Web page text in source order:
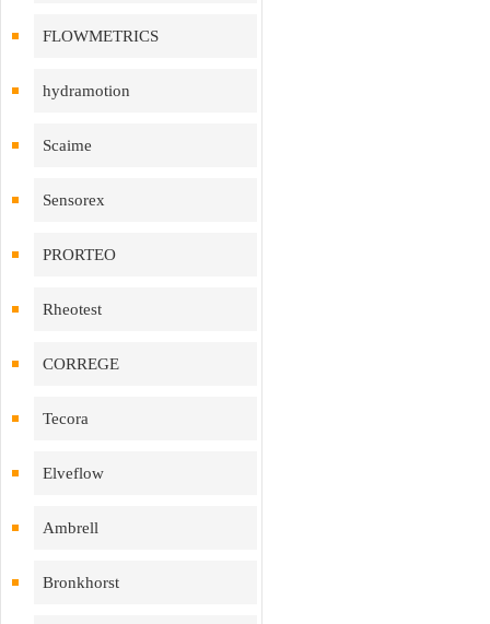
FLOWMETRICS
hydramotion
Scaime
Sensorex
PRORTEO
Rheotest
CORREGE
Tecora
Elveflow
Ambrell
Bronkhorst